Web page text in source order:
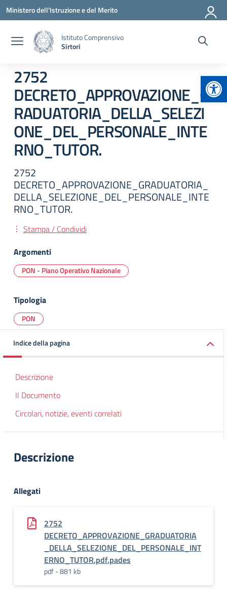
Vai ai contenuti
Vai al menu di navigazione
Vai al footer
Ministero dell'Istruzione e del Merito
Istituto Comprensivo
Sirtori
2752
DECRETO_APPROVAZIONE_G
RADUATORIA_DELLA_SELEZI
ONE_DEL_PERSONALE_INTE
RNO_TUTOR.
2752
DECRETO_APPROVAZIONE_GRADUATORIA_
DELLA_SELEZIONE_DEL_PERSONALE_INTE
RNO_TUTOR.
Stampa / Condividi
Argomenti
PON - Piano Operativo Nazionale
Tipologia
PON
Indice della pagina
Descrizione
Il Documento
Circolari, notizie, eventi correlati
Descrizione
Allegati
2752
DECRETO_APPROVAZIONE_GRADUATORIA
_DELLA_SELEZIONE_DEL_PERSONALE_INT
ERNO_TUTOR.pdf.pades
pdf - 881 kb